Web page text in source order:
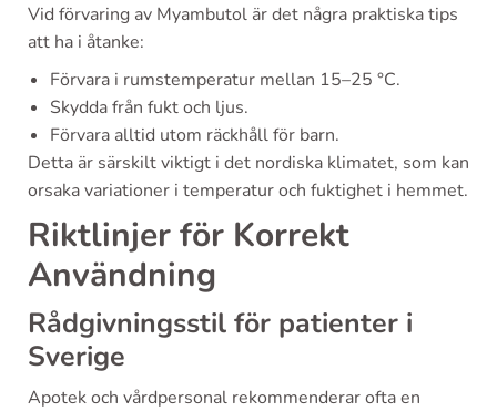
Vid förvaring av Myambutol är det några praktiska tips
att ha i åtanke:
Förvara i rumstemperatur mellan 15–25 °C.
Skydda från fukt och ljus.
Förvara alltid utom räckhåll för barn.
Detta är särskilt viktigt i det nordiska klimatet, som kan
orsaka variationer i temperatur och fuktighet i hemmet.
Riktlinjer för Korrekt
Användning
Rådgivningsstil för patienter i
Sverige
Apotek och vårdpersonal rekommenderar ofta en